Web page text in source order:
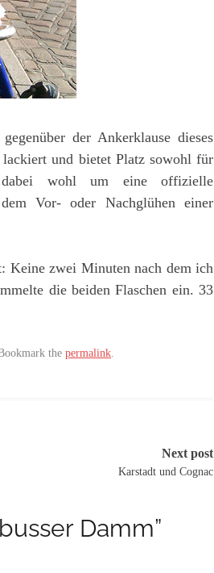
der Ankerklause dieses
und bietet Platz sowohl für
wohl um eine offizielle
Vor- oder Nachglühen einer
Keine zwei Minuten nach dem ich
die beiden Flaschen ein. 33
Bookmark the permalink
Next post
Karstadt und Cognac
Damm”